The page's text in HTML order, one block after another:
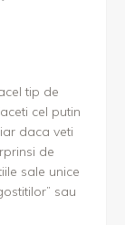
tip de
cel putin
daca veti
de
sale unice
sau